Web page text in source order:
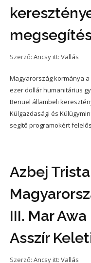
Szerző: Ancsy itt: Vallás
Magyarország kormánya
ezer dollár humanitárius
Benuel állambeli
Külgazdasági és
segítő programokért
Azbej
III. Mar
Asszír
Szerző: Ancsy itt: Vallás